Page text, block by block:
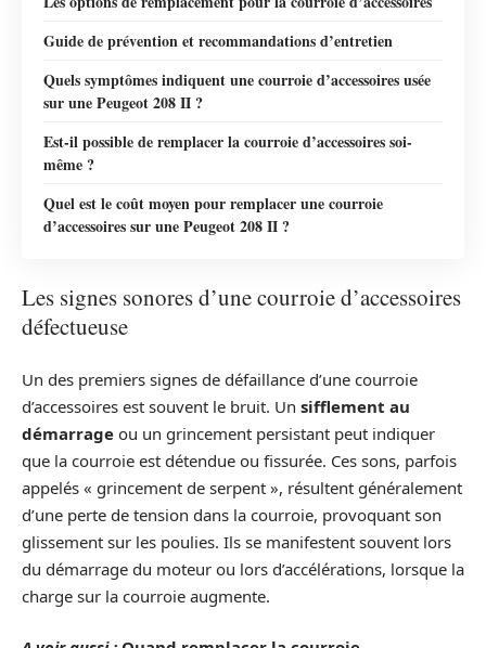
Guide de prévention et recommandations d’entretien
Quels symptômes indiquent une courroie d’accessoires usée
sur une Peugeot 208 II ?
Est-il possible de remplacer la courroie d’accessoires soi-
même ?
Quel est le coût moyen pour remplacer une courroie
d’accessoires sur une Peugeot 208 II ?
Les signes sonores d’une courroie d’accessoires
défectueuse
Un des premiers signes de défaillance d’une courroie
d’accessoires est souvent le bruit. Un sifflement au
démarrage ou un grincement persistant peut indiquer
que la courroie est détendue ou fissurée. Ces sons, parfois
appelés « grincement de serpent », résultent généralement
d’une perte de tension dans la courroie, provoquant son
glissement sur les poulies. Ils se manifestent souvent lors
du démarrage du moteur ou lors d’accélérations, lorsque la
charge sur la courroie augmente.